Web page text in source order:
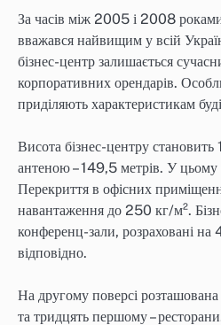
За часів між 2005 і 2008
вважався найвищим у всій
бізнес-центр залишається
корпоративних орендарів.
приділяють характеристикам
Висота бізнес-центру становить
антеною – 149,5 метрів. У цьому
Перекриття в офісних
навантаження до 250 кг/м².
конференц-зали, розраховані на
відповідно.
На другому поверсі
та тридцять першому –